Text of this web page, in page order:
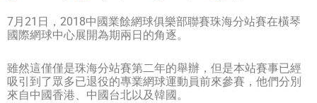
7月21日，2018中國業餘網球俱樂部聯賽珠海分站賽在橫琴
國際網球中心展開為期兩日的角逐。
雖然這僅僅是珠海分站賽第二年的舉辦，但是本站賽事已經
吸引到了眾多已退役的專業網球運動員前來參賽，他們分別
來自中國香港、中國台北以及韓國。